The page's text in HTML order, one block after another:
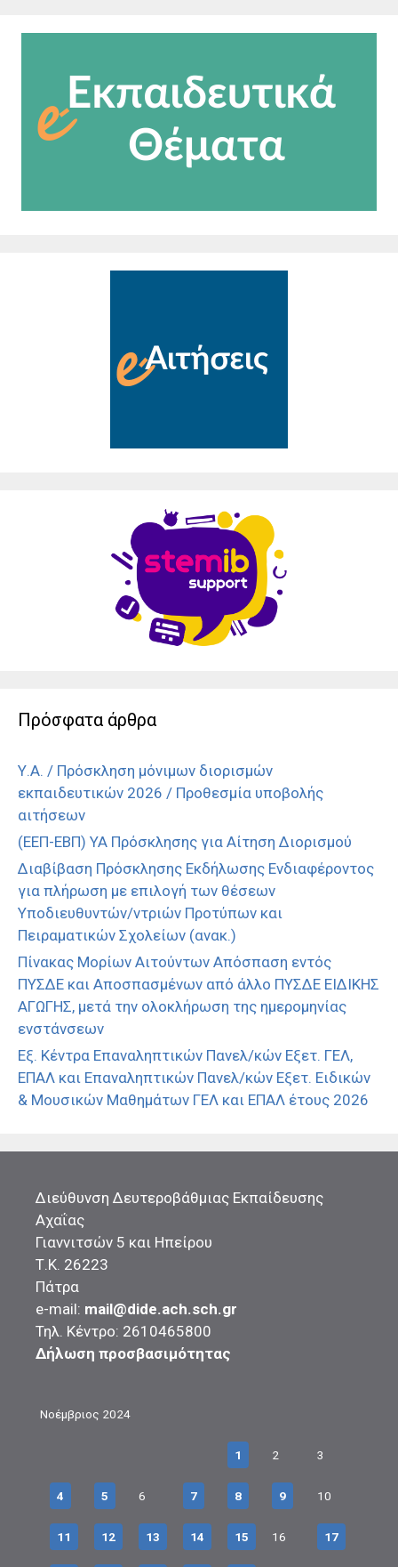
Πρόσφατα άρθρα
Υ.Α. / Πρόσκληση μόνιμων διορισμών
εκπαιδευτικών 2026 / Προθεσμία υποβολής
αιτήσεων
(ΕΕΠ-ΕΒΠ) ΥΑ Πρόσκλησης για Αίτηση Διορισμού
Διαβίβαση Πρόσκλησης Εκδήλωσης Ενδιαφέροντος
για πλήρωση με επιλογή των θέσεων
Υποδιευθυντών/ντριών Προτύπων και
Πειραματικών Σχολείων (ανακ.)
Πίνακας Μορίων Αιτούντων Απόσπαση εντός
ΠΥΣΔΕ και Αποσπασμένων από άλλο ΠΥΣΔΕ ΕΙΔΙΚΗΣ
ΑΓΩΓΗΣ, μετά την ολοκλήρωση της ημερομηνίας
ενστάνσεων
Εξ. Κέντρα Επαναληπτικών Πανελ/κών Εξετ. ΓΕΛ,
ΕΠΑΛ και Επαναληπτικών Πανελ/κών Εξετ. Ειδικών
& Μουσικών Μαθημάτων ΓΕΛ και ΕΠΑΛ έτους 2026
Διεύθυνση Δευτεροβάθμιας Εκπαίδευσης
Αχαΐας
Γιαννιτσών 5 και Ηπείρου
Τ.Κ. 26223
Πάτρα
e-mail: mail@dide.ach.sch.gr
Τηλ. Κέντρο: 2610465800
Δήλωση προσβασιμότητας
Νοέμβριος 2024
1 2 3
4 5 6 7 8 9 10
11 12 13 14 15 16 17